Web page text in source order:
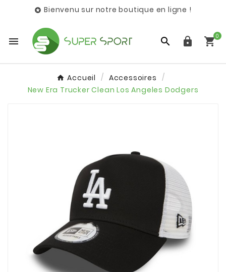
 Bienvenu sur notre boutique en ligne !
   0
Accueil
Accessoires
New Era Trucker Clean Los Angeles Dodgers